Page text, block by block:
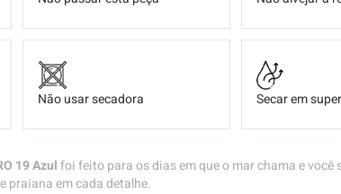
Não usar secadora Secar em
19 Azulfoi feito para os dias em que o mar chama e você
praiana em cada detalhe.